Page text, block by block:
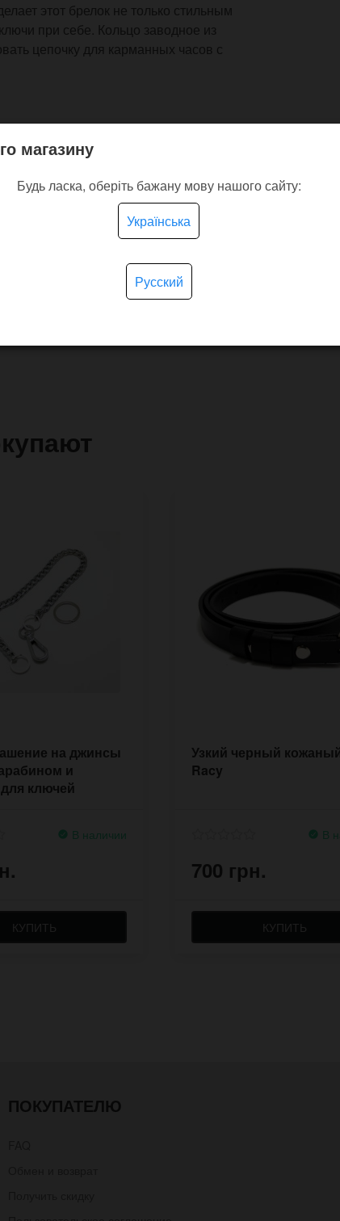
этот брелок не только стильным
при себе. Кольцо заводное из
цепочку для карманных часов с
на джинсы
и
ключей
В наличии
КУПИТЬ
Узкий черный
Racy
В
700 грн.
КУПИТЬ
ПОКУПАТЕЛЮ
магазину
Будь ласка, оберіть бажану мову нашого сайту:
Українська
Русский